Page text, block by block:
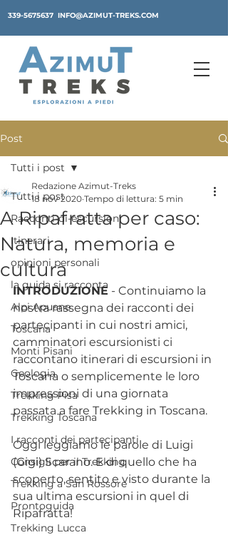
339-5675637 INFO@AZIMUT-TREKS.COM
Post
Tutti i post
Racconti-di-escursioni
Itinerari
opinioni personali
la guida si racconta
Alpi Apuane
Toscana
Monti Pisani
Geologia
Trekking Pisa
Trekking Toscana
I racconti dei partecipanti
Consigli per il Trekking
Trekking a San Rossore
Prontoguida
Trekking Lucca
Tutti i post
A Ripafratta per caso:
Natura, memoria e
cultura
Redazione Azimut-Treks
18 nov 2020 Tempo di lettura: 5 min
INTRODUZIONE - Continuiamo la
nostra rassegna dei racconti dei
partecipanti in cui nostri amici,
camminatori escursionisti ci
raccontano itinerari di escursioni in
Toscana o semplicemente le loro
impressioni di una giornata
passata a fare Trekking in Toscana.
Oggi leggiamo le parole di Luigi
(Gigi) Scarano. E di quello che ha
scoperto, sentito e visto durante la
sua ultima escursioni in quel di
Ripafratta!